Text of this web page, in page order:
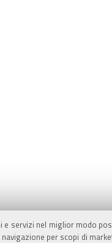
e servizi nel miglior modo
per scopi di